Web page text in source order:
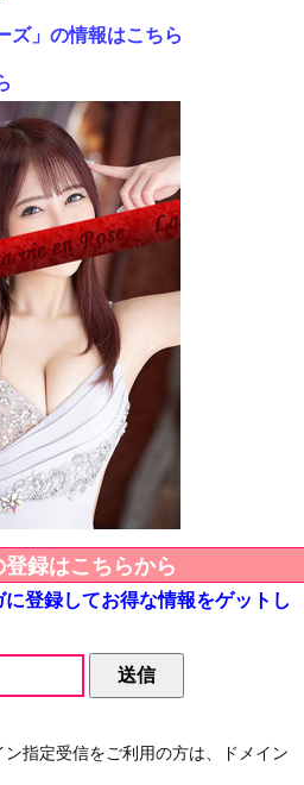
ズ」の情報はこちら
録はこちらから
登録してお得な情報をゲットし
指定受信をご利用の方は、ドメイン